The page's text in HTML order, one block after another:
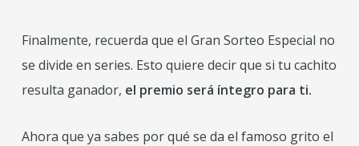
Finalmente, recuerda que el Gran Sorteo Especial no
se divide en series. Esto quiere decir que si tu cachito
resulta ganador, el premio será íntegro para ti.
Ahora que ya sabes por qué se da el famoso grito el